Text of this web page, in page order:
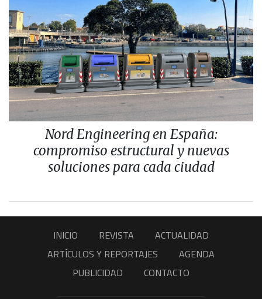
Nord Engineering en España:
compromiso estructural y nuevas
soluciones para cada ciudad
INICIO REVISTA
ACTUALIDAD
ARTÍCULOS Y REPORTAJES
AGENDA
PUBLICIDAD
CONTACTO